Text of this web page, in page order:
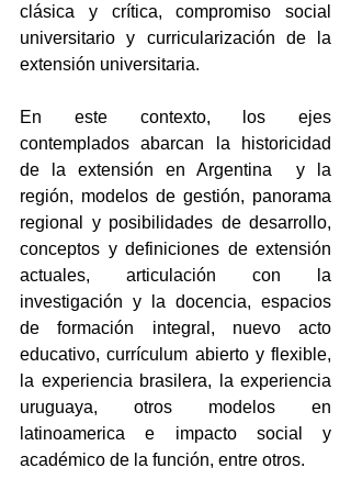
clásica y crítica, compromiso social
universitario y curricularización de la
extensión universitaria.
En este contexto, los ejes
contemplados abarcan la historicidad
de la extensión en Argentina  y la
región, modelos de gestión, panorama
regional y posibilidades de desarrollo,
conceptos y definiciones de extensión
actuales, articulación con la
investigación y la docencia, espacios
de formación integral, nuevo acto
educativo, currículum abierto y flexible,
la experiencia brasilera, la experiencia
uruguaya, otros modelos en
latinoamerica e impacto social y
académico de la función, entre otros.